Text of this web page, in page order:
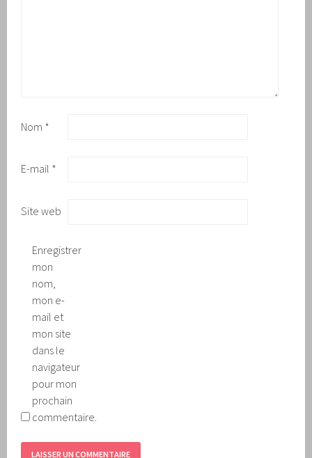
Nom *
E-mail *
Site web
Enregistrer
mon
nom,
mon e-
mail et
mon site
dans le
navigateur
pour mon
prochain
commentaire.